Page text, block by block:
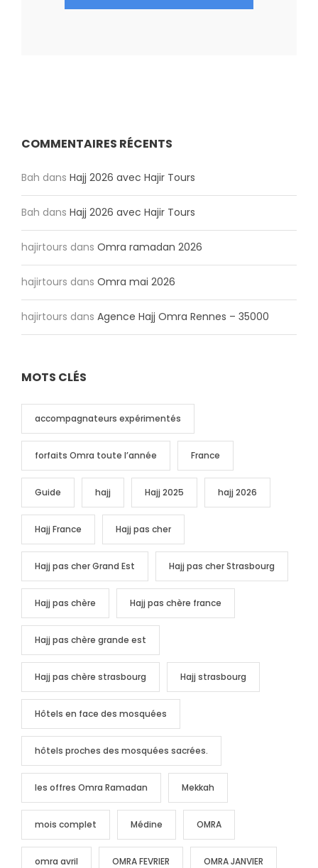
COMMENTAIRES RÉCENTS
Bah dans Hajj 2026 avec Hajir Tours
Bah dans Hajj 2026 avec Hajir Tours
hajirtours dans Omra ramadan 2026
hajirtours dans Omra mai 2026
hajirtours dans Agence Hajj Omra Rennes – 35000
MOTS CLÉS
accompagnateurs expérimentés
forfaits Omra toute l’année France
Guide hajj Hajj 2025 hajj 2026
Hajj France Hajj pas cher
Hajj pas cher Grand Est Hajj pas cher Strasbourg
Hajj pas chère Hajj pas chère france
Hajj pas chère grande est
Hajj pas chère strasbourg Hajj strasbourg
Hôtels en face des mosquées
hôtels proches des mosquées sacrées.
les offres Omra Ramadan Mekkah
mois complet Médine OMRA
omra avril OMRA FEVRIER OMRA JANVIER